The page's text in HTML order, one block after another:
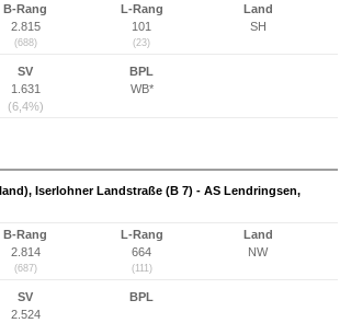
B-Rang
2.815
(688)
L-Rang
101
(23)
Land
SH
SV
1.631
(6,4%)
BPL
WB*
Iserlohner Landstraße (B 7) - AS Lendringsen,
B-Rang
2.814
(687)
L-Rang
664
(111)
Land
NW
SV
2.524
BPL